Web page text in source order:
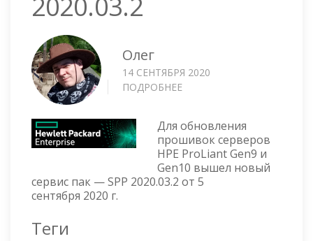
Олег
14 СЕНТЯБРЯ 2020
ПОДРОБНЕЕ
PACK
FOR
PROLIANT
—
VERSION
Для обновления
прошивок серверов
HPE ProLiant Gen9 и
Gen10 вышел новый
сервис пак — SPP 2020.03.2 от 5
сентября 2020 г.
Теги